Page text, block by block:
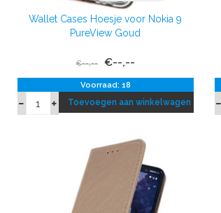
Wallet Cases Hoesje voor Nokia 9
PureView Goud
€--,-- €--,--
Voorraad: 18
Toevoegen aan winkelwagen